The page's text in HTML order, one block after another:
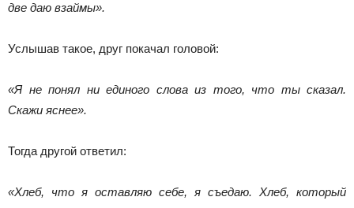
две даю взаймы».
Услышав такое, друг покачал голо­вой:
«Я не понял ни единого слова из того, что ты сказал.
Скажи яснее».
Тогда другой ответил:
«Хлеб, что я оставляю себе, я съедаю. Хлеб, который